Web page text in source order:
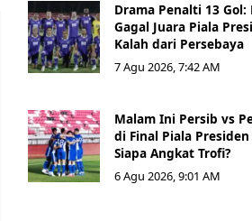
Drama Penalti 13 Gol:
Gagal Juara Piala
Kalah dari Persebaya
7 Agu 2026, 7:42 AM
Malam Ini Persib vs
di Final Piala Presiden
Siapa Angkat Trofi?
6 Agu 2026, 9:01 AM